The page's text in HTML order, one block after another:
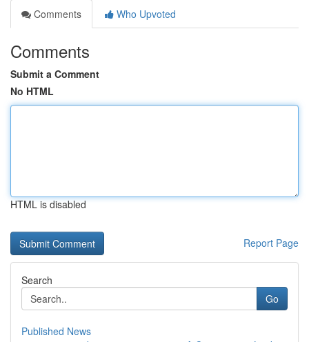
Comments
Who Upvoted
Comments
Submit a Comment
No HTML
HTML is disabled
Report Page
Search
Go
Published News